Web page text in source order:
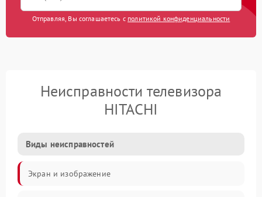
Отправляя, Вы соглашаетесь с политикой конфиденциальности
Неисправности телевизора
HITACHI
Виды неисправностей
Экран и изображение